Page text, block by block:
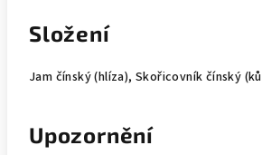
Složení
Jam čínský (hlíza), Skořicovník čínský
Upozornění